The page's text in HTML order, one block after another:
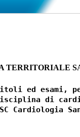
TERRITORIALE
ed esami,
di
Cardiologia